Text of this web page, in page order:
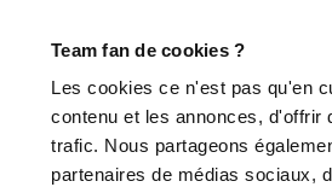
Team fan de cookies ?
Les cookies ce n'est pas qu'en
contenu et les annonces,
trafic. Nous partageons
partenaires de médias sociaux,